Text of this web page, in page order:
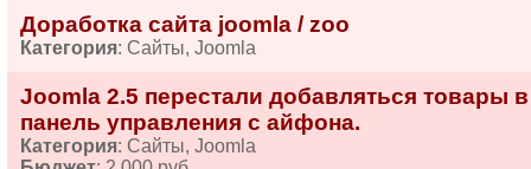
Доработка сайта joomla / zoo
Категория: Сайты, Joomla
Joomla 2.5 перестали добавляться товары
панель управления с айфона.
Категория: Сайты, Joomla